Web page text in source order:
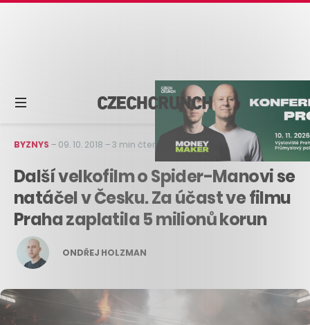
BYZNYS – 09. 10. 2018 –3 min čtení
Další velkofilm o Spider-Manovi se
natáčel v Česku. Za účast ve filmu
Praha zaplatila 5 milionů korun
ONDŘEJ HOLZMAN